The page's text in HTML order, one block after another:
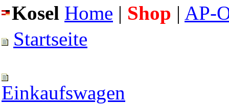
Kosel Home | Shop | AP-
Startseite
Einkaufswagen